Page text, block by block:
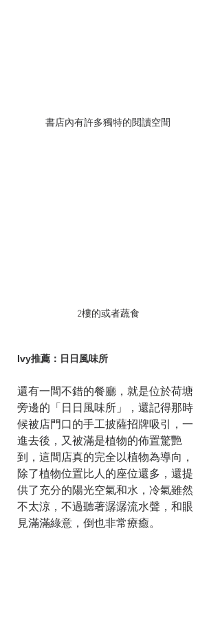
書店內有許多獨特的閱讀空間
2樓的或者蔬食
Ivy推薦：日日風味所
還有一間不錯的餐廳，就是位於荷塘
旁邊的「日日風味所」，還記得那時
候被店門口的手工披薩招牌吸引，一
進去後，又被滿是植物的佈置驚艷
到，這間店真的完全以植物為導向，
除了植物位置比人的座位還多，還提
供了充分的陽光空氣和水，冷氣雖然
不太涼，不過聽著潺潺流水聲，和眼
見滿滿綠意，倒也非常療癒。